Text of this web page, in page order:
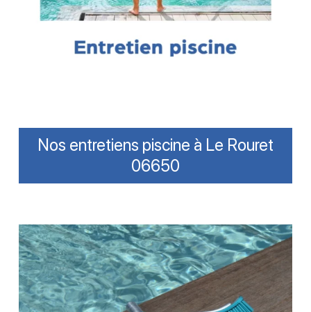
Nos entretiens piscine à Le Rouret
06650
Brosser
les
parois
et